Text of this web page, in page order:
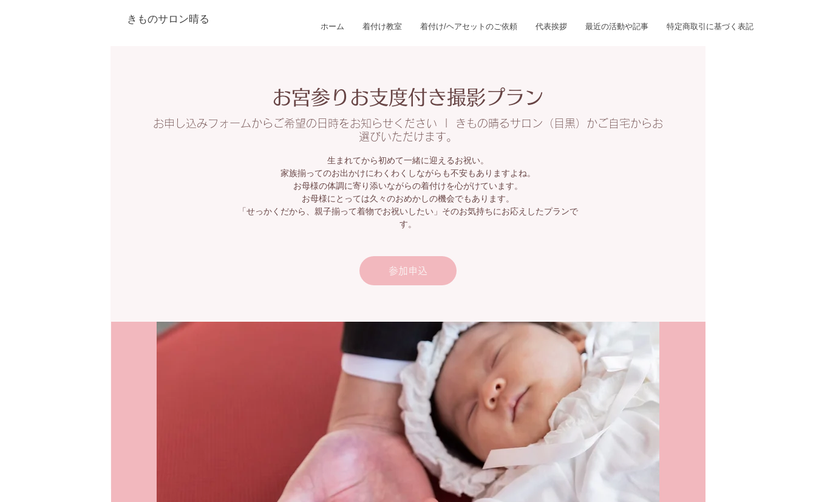
きものサロン晴る
ホーム 着付け教室 着付け/ヘアセットのご依頼 代表挨拶 最近の活動や記事 特定商取引に基づく表記
お宮参りお支度付き撮影プラン
お申し込みフォームからご希望の日時をお知らせください
きもの晴るサロン（目黒）かご自宅からお
選びいただけます。
生まれてから初めて一緒に迎えるお祝い。
家族揃ってのお出かけにわくわくしながらも不安もありますよね。
お母様の体調に寄り添いながらの着付けを心がけています。
お母様にとっては久々のおめかしの機会でもあります。
「せっかくだから、親子揃って着物でお祝いしたい」そのお気持ちにお応えしたプランで
す。
参加申込